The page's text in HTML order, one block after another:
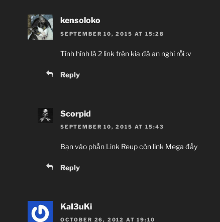
kensoloko
SEPTEMBER 10, 2015 AT 15:28
Tình hình là 2 link trên kia đã an nghỉ rồi :v
Reply
Scorpid
SEPTEMBER 10, 2015 AT 15:43
Bạn vào phần Link Reup còn link Mega đấy
Reply
KaI3uKi
OCTOBER 26, 2012 AT 19:10